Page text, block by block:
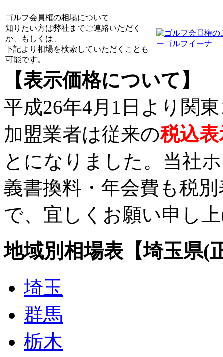
ゴルフ会員権の相場について、
知りたい方は弊社までご連絡いただく
か、もしくは、
下記より相場を検索していただくことも
可能です。
【表示価格について】
平成26年4月1日より関
加盟業者は従来の税込表
とになりました。当社
義書換料・年会費も税
で、宜しくお願い申し
地域別相場表【埼玉県(
埼玉
群馬
栃木